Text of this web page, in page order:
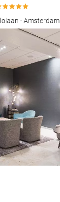
- Amsterdam